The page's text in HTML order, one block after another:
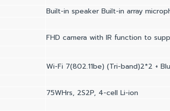
Built-in speaker Built-in array
FHD camera with IR function to
Wi-Fi 7(802.11be) (Tri-band)2*2 +
75WHrs, 2S2P, 4-cell Li-ion